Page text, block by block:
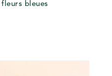
bleues